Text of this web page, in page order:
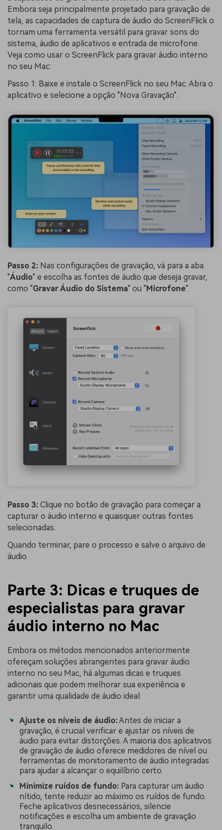
Embora seja principalmente projetado para gravação de
tela, as capacidades de captura de áudio do ScreenFlick o
tornam uma ferramenta versátil para gravar sons do
sistema, áudio de aplicativos e entrada de microfone.
Veja como usar o ScreenFlick para gravar áudio interno
no seu Mac:
Passo 1: Baixe e instale o ScreenFlick no seu Mac. Abra o
aplicativo e selecione a opção "Nova Gravação".
Passo 2: Nas configurações de gravação, vá para a aba
"Áudio" e escolha as fontes de áudio que deseja gravar,
como "Gravar Áudio do Sistema" ou " Microfone".
Passo 3: Clique no botão de gravação para começar a
capturar o áudio interno e quaisquer outras fontes
selecionadas.
Quando terminar, pare o processo e salve o arquivo de
áudio.
Parte 3: Dicas e truques de
especialistas para gravar
áudio interno no Mac
Embora os métodos mencionados anteriormente
ofereçam soluções abrangentes para gravar áudio
interno no seu Mac, há algumas dicas e truques
adicionais que podem melhorar sua experiência e
garantir uma qualidade de áudio ideal:
Ajuste os níveis de áudio:Antes de iniciar a
gravação, é crucial verificar e ajustar os níveis de
áudio para evitar distorções. A maioria dos aplicativos
de gravação de áudio oferece medidores de nível ou
ferramentas de monitoramento de áudio integradas
para ajudar a alcançar o equilíbrio certo.
Minimize ruídos de fundo: Para capturar um áudio
nítido, tente reduzir ao máximo os ruídos de fundo.
Feche aplicativos desnecessários, silencie
notificações e escolha um ambiente de gravação
tranquilo.